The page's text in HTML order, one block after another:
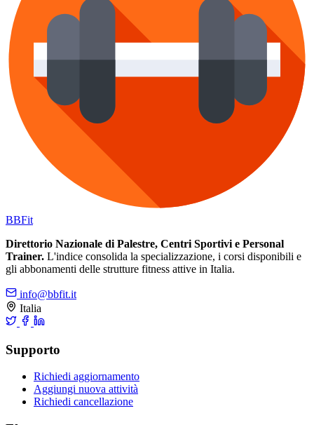
BBFit
Direttorio Nazionale di Palestre, Centri Sportivi e Personal
Trainer. L'indice consolida la specializzazione, i corsi disponibili e
gli abbonamenti delle strutture fitness attive in Italia.
info@bbfit.it
Italia
Supporto
Richiedi aggiornamento
Aggiungi nuova attività
Richiedi cancellazione